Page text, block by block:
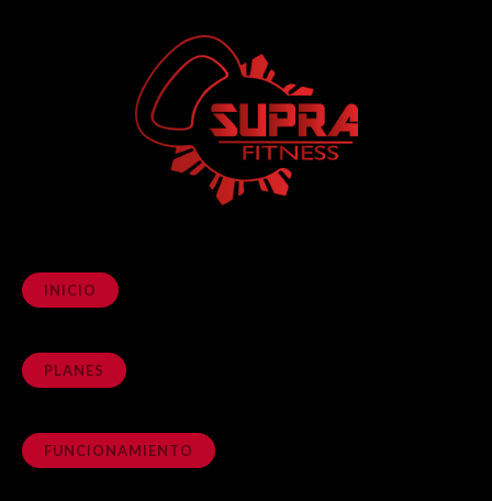
INICIO
PLANES
FUNCIONAMIENTO